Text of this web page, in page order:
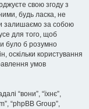
свою згоду з
будь ласка, не
залишаємо за собою
для того, щоб
було б розумно
оскільки користування
умов
“вони”, “їхнє”,
“phpBB Group”,